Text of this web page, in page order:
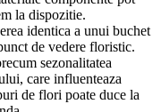
la dispozitie.
identica a unui buchet
de vedere floristic.
sezonalitatea
care influenteaza
de flori poate duce la